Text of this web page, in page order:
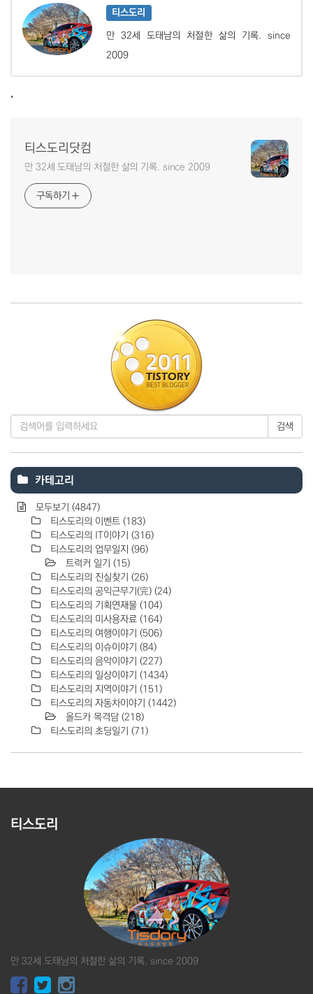
티스도리
만 32세 도태남의 처절한 삶의 기록. since
2009
,
티스도리닷컴
만 32세 도태남의 처절한 삶의 기록. since 2009
구독하기
검색
카테고리
모두보기 (4847)
티스도리의 이벤트 (183)
티스도리의 IT이야기 (316)
티스도리의 업무일지 (96)
트럭커 일기 (15)
티스도리의 진실찾기 (26)
티스도리의 공익근무기(完) (24)
티스도리의 기획연재물 (104)
티스도리의 미사용자료 (164)
티스도리의 여행이야기 (506)
티스도리의 이슈이야기 (84)
티스도리의 음악이야기 (227)
티스도리의 일상이야기 (1434)
티스도리의 지역이야기 (151)
티스도리의 자동차이야기 (1442)
올드카 목격담 (218)
티스도리의 초딩일기 (71)
티스도리
만 32세 도태남의 처절한 삶의 기록. since 2009